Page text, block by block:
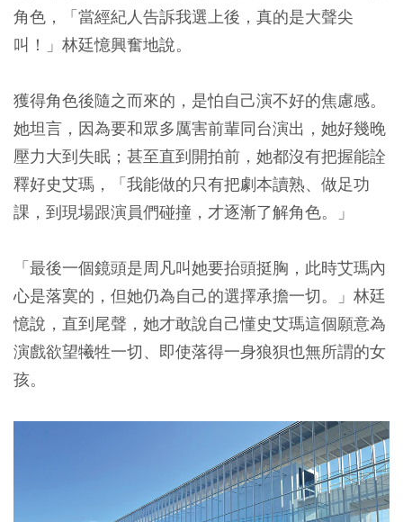
角色，「當經紀人告訴我選上後，真的是大聲尖
叫！」林廷憶興奮地說。
獲得角色後隨之而來的，是怕自己演不好的焦慮感。
她坦言，因為要和眾多厲害前輩同台演出，她好幾晚
壓力大到失眠；甚至直到開拍前，她都沒有把握能詮
釋好史艾瑪，「我能做的只有把劇本讀熟、做足功
課，到現場跟演員們碰撞，才逐漸了解角色。」
「最後一個鏡頭是周凡叫她要抬頭挺胸，此時艾瑪內
心是落寞的，但她仍為自己的選擇承擔一切。」林廷
憶說，直到尾聲，她才敢說自己懂史艾瑪這個願意為
演戲欲望犧牲一切、即使落得一身狼狽也無所謂的女
孩。